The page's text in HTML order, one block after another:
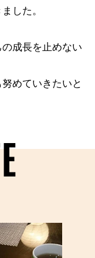
した。
成長を止めない
めていきたいと